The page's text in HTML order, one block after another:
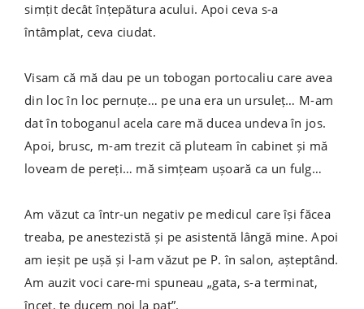
simțit decât înțepătura acului. Apoi ceva s-a
întâmplat, ceva ciudat.
Visam că mă dau pe un tobogan portocaliu care avea
din loc în loc pernuțe… pe una era un ursuleț… M-am
dat în toboganul acela care mă ducea undeva în jos.
Apoi, brusc, m-am trezit că pluteam în cabinet și mă
loveam de pereți… mă simțeam ușoară ca un fulg…
Am văzut ca într-un negativ pe medicul care își făcea
treaba, pe anestezistă și pe asistentă lângă mine. Apoi
am ieșit pe ușă și l-am văzut pe P. în salon, așteptând.
Am auzit voci care-mi spuneau „gata, s-a terminat,
încet, te ducem noi la pat”.